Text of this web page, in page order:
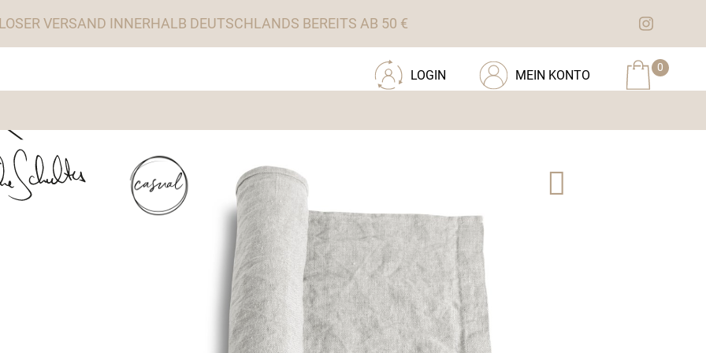
VERSAND INNERHALB DEUTSCHLANDS BEREITS AB 50 €
0
MEIN KONTO
LOGIN